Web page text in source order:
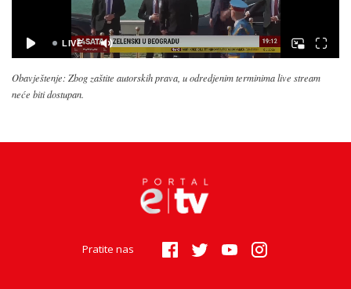
Obavještenje: Zbog zaštite autorskih prava, u odredjenim terminima live stream
neće biti dostupan.
Pratite nas